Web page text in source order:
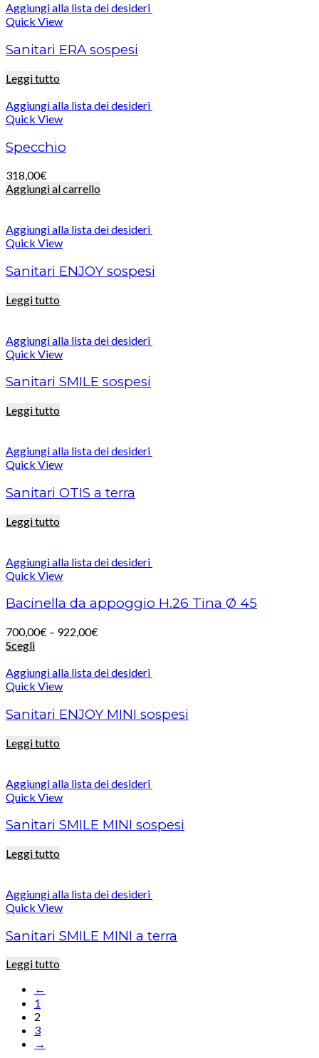
Aggiungi alla lista dei desideri
Quick View
Sanitari ERA sospesi
Leggi tutto
Aggiungi alla lista dei desideri
Quick View
Specchio
318,00€
Aggiungi al carrello
Aggiungi alla lista dei desideri
Quick View
Sanitari ENJOY sospesi
Leggi tutto
Aggiungi alla lista dei desideri
Quick View
Sanitari SMILE sospesi
Leggi tutto
Aggiungi alla lista dei desideri
Quick View
Sanitari OTIS a terra
Leggi tutto
Aggiungi alla lista dei desideri
Quick View
Bacinella da appoggio H.26 Tina Ø 45
700,00€ – 922,00€
Scegli
Aggiungi alla lista dei desideri
Quick View
Sanitari ENJOY MINI sospesi
Leggi tutto
Aggiungi alla lista dei desideri
Quick View
Sanitari SMILE MINI sospesi
Leggi tutto
Aggiungi alla lista dei desideri
Quick View
Sanitari SMILE MINI a terra
Leggi tutto
←
1
2
3
→